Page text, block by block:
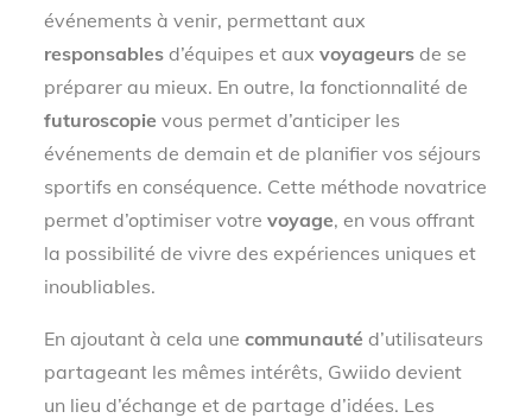
événements à venir, permettant aux
responsables d’équipes et auxvoyageurs de se
préparer au mieux. En outre, la fonctionnalité de
futuroscopie vous permet d’anticiper les
événements de demain et de planifier vos séjours
sportifs en conséquence. Cette méthode novatrice
permet d’optimiser votrevoyage, en vous offrant
la possibilité de vivre des expériences uniques et
inoubliables.
En ajoutant à cela unecommunauté d’utilisateurs
partageant les mêmes intérêts, Gwiido devient
un lieu d’échange et de partage d’idées. Les